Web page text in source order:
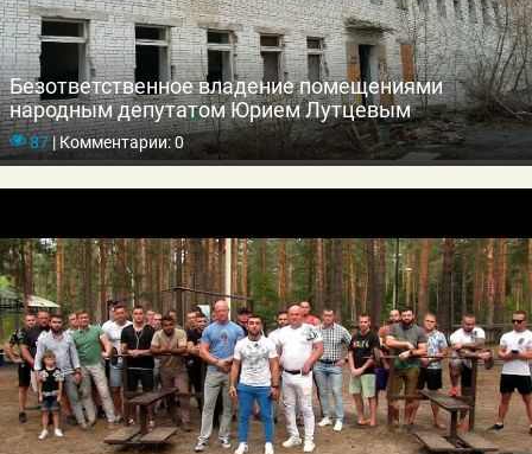
Безответственное владение помещениями
народным депутатом Юрием Лутцевым
87|Комментарии: 0